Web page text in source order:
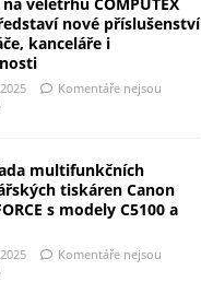
nové příslušenství
kanceláře i
Komentáře nejsou
multifunkčních
tiskáren Canon
s modely C5100 a
Komentáře nejsou